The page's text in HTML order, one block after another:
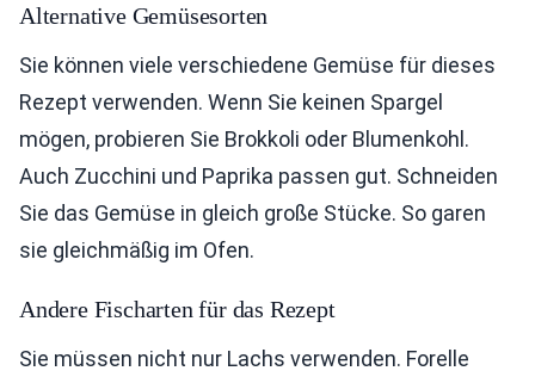
Alternative Gemüsesorten
Sie können viele verschiedene Gemüse für dieses
Rezept verwenden. Wenn Sie keinen Spargel
mögen, probieren Sie Brokkoli oder Blumenkohl.
Auch Zucchini und Paprika passen gut. Schneiden
Sie das Gemüse in gleich große Stücke. So garen
sie gleichmäßig im Ofen.
Andere Fischarten für das Rezept
Sie müssen nicht nur Lachs verwenden. Forelle